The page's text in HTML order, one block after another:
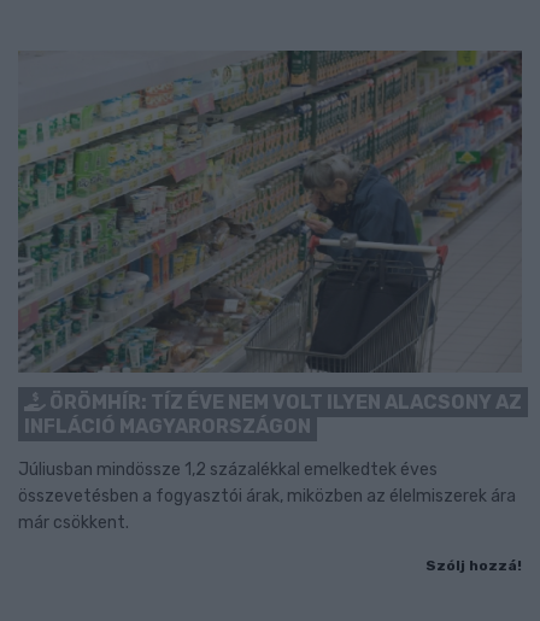
ÖRÖMHÍR: TÍZ ÉVE NEM VOLT ILYEN ALACSONY AZ
INFLÁCIÓ MAGYARORSZÁGON
Júliusban mindössze 1,2 százalékkal emelkedtek éves
összevetésben a fogyasztói árak, miközben az élelmiszerek ára
már csökkent.
Szólj hozzá!